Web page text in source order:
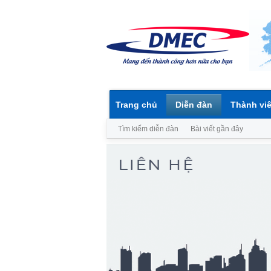
Trang chủ Diễn đàn
Tìm kiếm diễn đàn Bài viết gần đây
Thành